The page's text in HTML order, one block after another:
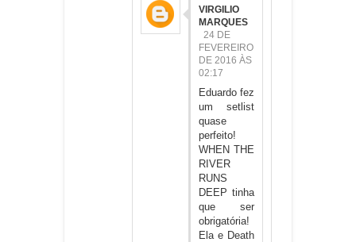
VIRGILIO
MARQUES
24 DE
FEVEREIRO
DE 2016 ÀS
02:17
Eduardo fez
um setlist
quase
perfeito!
WHEN THE
RIVER
RUNS
DEEP tinha
que ser
obrigatória!
Ela e Death